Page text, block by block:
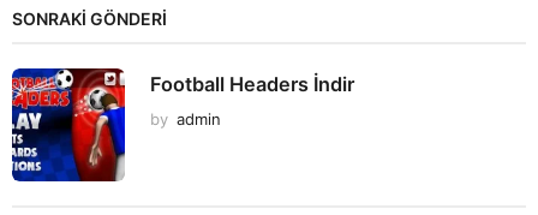
SONRAKİ GÖNDERİ
Football Headers İndir
by admin